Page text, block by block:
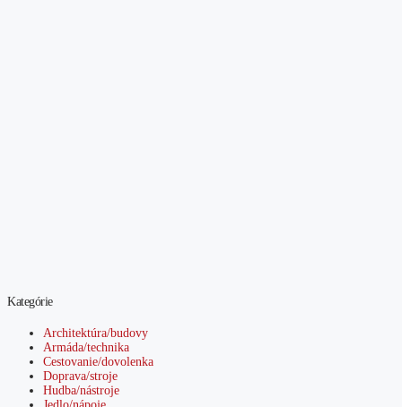
Kategórie
Architektúra/budovy
Armáda/technika
Cestovanie/dovolenka
Doprava/stroje
Hudba/nástroje